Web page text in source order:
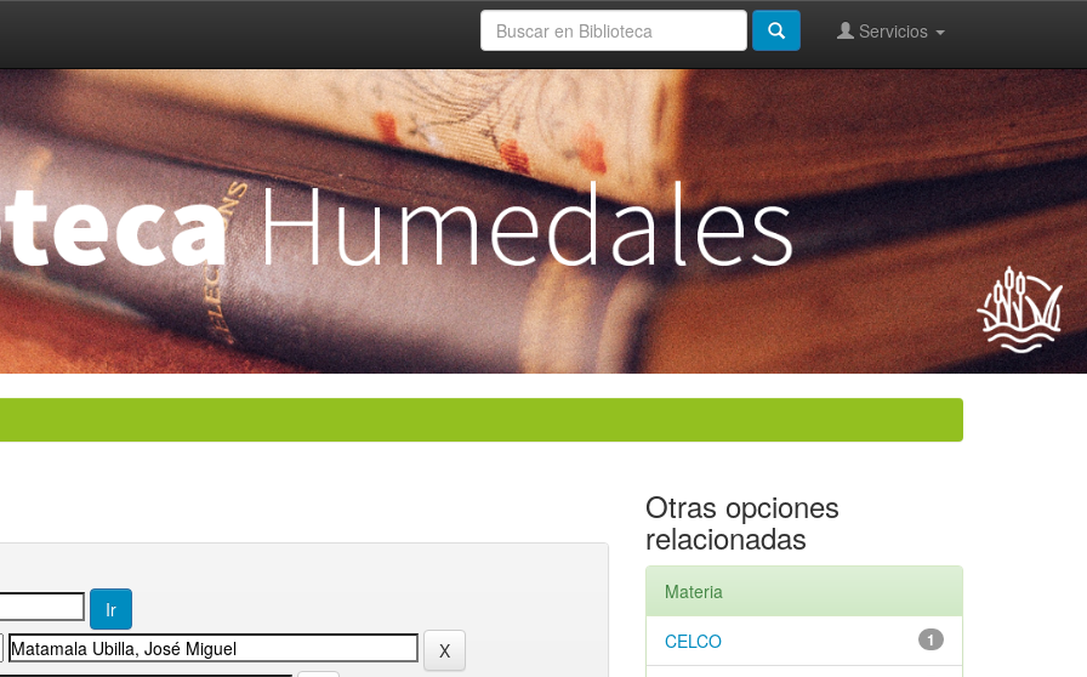
Servicios
Otras opciones
relacionadas
Materia
1
CELCO